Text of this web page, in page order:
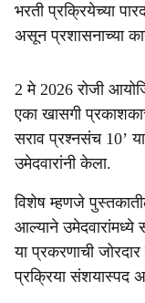
भरती प्रक्रियेच्या
असून प्रशासनाच्या
2 मे 2026 रोजी
एका खासगी
सराव प्रश्नसंच 10’
उमेदवारांनी केला.
विशेष म्हणजे
आल्याने उमेदवारांमध्ये
या प्रकरणाची
प्रक्रिया संशयास्पद